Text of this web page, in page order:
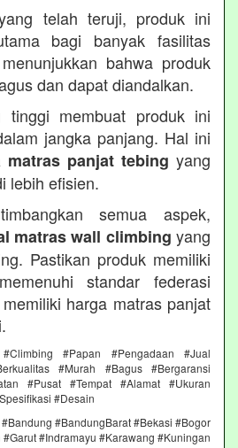
telah teruji, produk ini
bagi banyak fasilitas
bahwa produk
dan dapat diandalkan.
tinggi membuat produk ini
jangka panjang. Hal ini
matras panjat tebing yang
lebih efisien.
semua aspek,
matras wall climbing yang
Pastikan produk memiliki
standar federasi
harga matras panjat
#Papan #Pengadaan #Jual
#Murah #Bagus #Bergaransi
#Pusat #Tempat #Alamat #Ukuran
#Desain
#BandungBarat #Bekasi #Bogor
#Indramayu #Karawang #Kuningan